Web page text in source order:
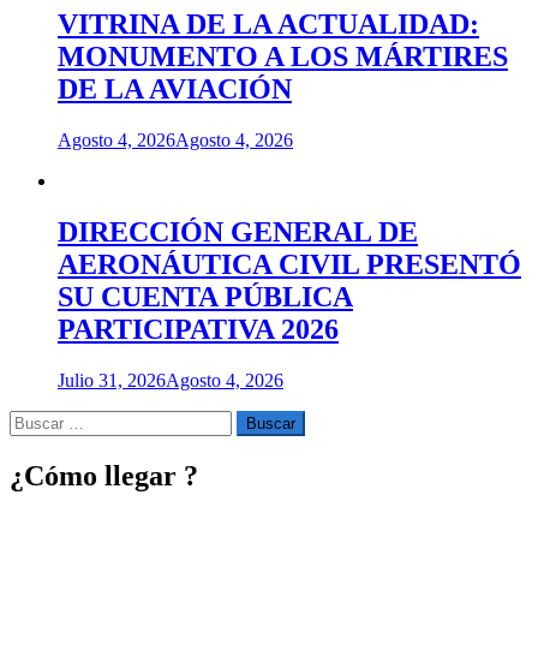
VITRINA DE LA ACTUALIDAD:
MONUMENTO A LOS MÁRTIRES
DE LA AVIACIÓN
Agosto 4, 2026Agosto 4, 2026
DIRECCIÓN GENERAL DE
AERONÁUTICA CIVIL PRESENTÓ
SU CUENTA PÚBLICA
PARTICIPATIVA 2026
Julio 31, 2026Agosto 4, 2026
Buscar
por:
¿Cómo llegar ?